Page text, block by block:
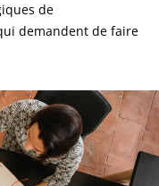
de
demandent de faire